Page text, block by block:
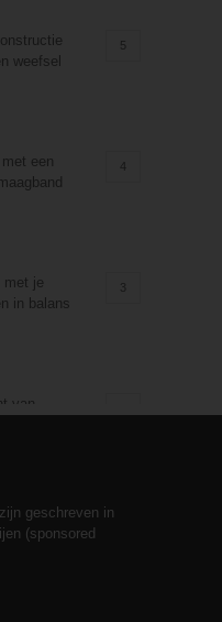
weefsel
5
een
4
met je
in balans
3
van
en
geschreven in
(sponsored